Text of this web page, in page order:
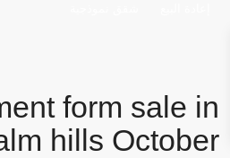
form sale in
hills October.